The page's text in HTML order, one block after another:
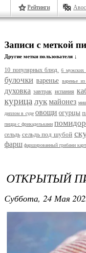
Рейтинги
Записи с меткой
Другие метки пользователя ↓
10 популярных блюд. 6 мужских
булочки варенье варенье
духовка завтрак испания
курица лук майонез
диплом в суде овощи огурцы
пицца с фрикадельками
сельдь сельдь под шубой
фарш фаршированный грибами
ОТКРЫТЫЙ
Суббота, 24 Мая